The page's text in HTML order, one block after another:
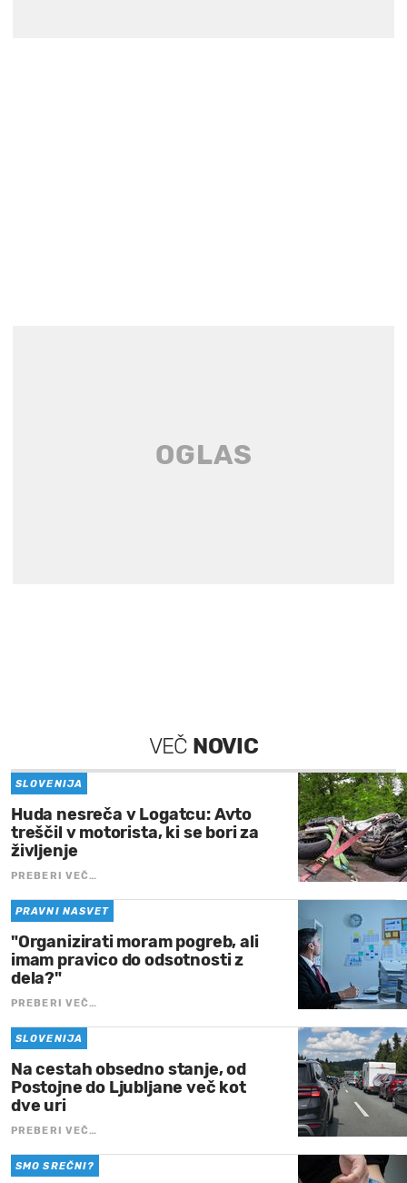
VEČ NOVIC
SLOVENIJA
Huda nesreča v Logatcu: Avto
treščil v motorista, ki se bori za
življenje
PREBERI VEČ…
PRAVNI NASVET
"Organizirati moram pogreb, ali
imam pravico do odsotnosti z
dela?"
PREBERI VEČ…
SLOVENIJA
Na cestah obsedno stanje, od
Postojne do Ljubljane več kot
dve uri
PREBERI VEČ…
SMO SREČNI?